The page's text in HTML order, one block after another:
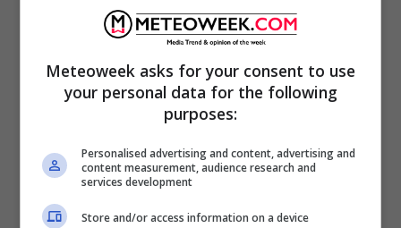
vale a dire fino alle 20:30, deviando il traffico
hanno potuto far altro che constatare i
decessi di Debora e Adriano, poiché morti sul
soccorritori hanno dovuto tagliare le lamiere.
Meteoweek asks for your consent to use
your personal data for the following
purposes:
Personalised advertising and content, advertising and
content measurement, audience research and
services development
Store and/or access information on a device